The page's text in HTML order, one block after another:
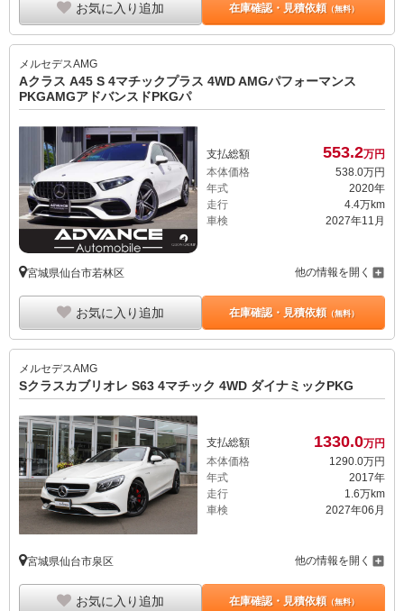
お気に入り追加 在庫確認・見積依頼（無料）
メルセデスAMG
Aクラス A45 S 4マチックプラス 4WD AMGパフォーマンス
PKGAMGアドバンスドPKGパ
支払総額 553.2万円
本体価格
538.0万円
年式
2020年
走行
4.4万km
車検
2027年11月
宮城県仙台市若林区 他の情報を開く
お気に入り追加 在庫確認・見積依頼（無料）
メルセデスAMG
Sクラスカブリオレ S63 4マチック 4WD ダイナミックPKG
支払総額 1330.0万円
本体価格
1290. 0万円
年式
2017年
走行
1.6万km
車検
2027年06月
宮城県仙台市泉区 他の情報を開く
お気に入り追加 在庫確認・見積依頼（無料）